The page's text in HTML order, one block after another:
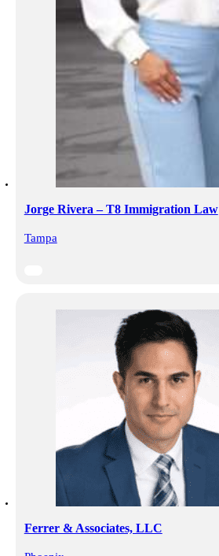
Jorge Rivera – T8 Immigration Law
Tampa
Ferrer & Associates, LLC